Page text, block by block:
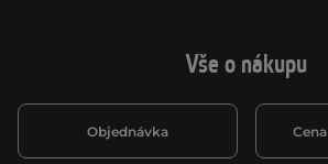
Vše o nákupu
Objednávka